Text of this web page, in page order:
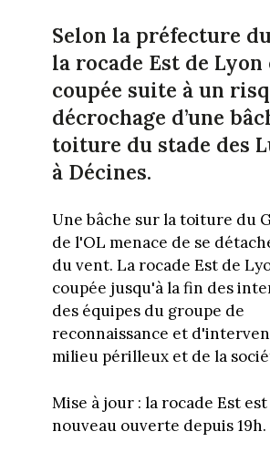
Selon la préfecture
la rocade Est de Lyon
coupée suite à un
décrochage d’une
toiture du stade des
à Décines.
Une bâche sur la toiture du
de l'OL menace de se
du vent. La rocade Est de
coupée jusqu'à la fin des
des équipes du groupe de
reconnaissance et
milieu périlleux et de la
Mise à jour : la rocade Est
nouveau ouverte depuis 19h.